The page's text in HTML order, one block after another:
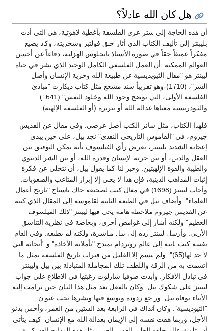
هل كان الله عادلاً؟
أن هذه الحاجة إلى ستر عرى الفلسفة بأغطية لاهوتية، هي التي أدت
بليبنتز إلى تأليف الكتاب الذي أثار حنق فولتير وسخريته، وكاد يضيع
مفكراً عميقاً حقاً في صورة الأستاذ بانجلوس الهزلية، دفاعاً عن أحسن
العوالم الممكنة. أن العمل الفلسفي الكامل الوحيد الذي نشر في حياة
ليبنتز هو "مقال الثيويديسية عن طبيعة الله وحرية الإنسان وأصل
الشر"، (1710)-وهو تقريباً سند مشجع مثل كتاب ديكارت "مبادئ
الفلسفة الأولى، التي توضح وجود الله وخلود النفس" (1641).
والثيودريسية معناها عدالة الله أو تبريره (أو الفلسفة الإلهية).
فلهذا الكتاب، مثل سائر الكتب أصل عرضي. وفي مقال عن القديس
جيروم، في "القاموس التاريخي النقدي" نجد بيل، على حين يبدي
إعجابه الشديد بليبنتز، يعرض رأي الفيلسوف بأنه يمكن التوفيق بين
العقل والدين، أو بين حرية الإنسان وقدرة الله، أو بين الشر الدنيوي
والطيبة والقوة الإلهيتين. وخير لنا-كما يقول بيل، أن نتخلى عن فكرة
إثبات المذاهب الدينية، فإن هذا لا يعني إلا إبراز المتاعب والصعوبات.
وأجاب ليبنتز (1698) في مقال كتب لصحيفة جاك باسناج "تاريخ أعمال
العلماء". وأضاف بيل في الطبعة الثانية لقاموسه إلى المقال الذي كتبه
عن القديس جيروم ملاحظة هامة يحي فيها ليبنتز "ذلك الفيلسوف
العظيم" ولكنه أشار إلى غوامض أخرى، وبخاصة في نظرية التناسق
الأزلي. وأرسل ليبنتز رده إلى بيل مباشرة، ولكنه لم يطبعه. وفي العام
نفسه كتب ثانية إلى عالم روتردام يمتدح "تأملاته الأخاذة" و "أبحاثه التي
لا حد لها(65)". ولم يتسم إلا القليل من فترات تاريخ الفلسفة بمثل ما
اتسمت به من الرقة واللطف تلك المجاملة المتبادلة بين بيل وليبنتز
في تبادل الأفكار. وأبدت صوفيا شارلوت رغبتها في الاطلاع على جواب
ليبنتز على شكوك بيل. وكان بالفعل يعد مثل هذا البيان حين ترامت إليه
الأنباء بوفاة بيل. وراجع ردوده وتوسع فيها ونشرها تحت عنوان
"التيوديسية". وكان آنذاك في الرابعة بعد الستين من العمر، وأحس بدنو
الأجل، وربما هفت نفسه إلى الإيمان بعدالة الله مع الإنسان. كيف يتأتى